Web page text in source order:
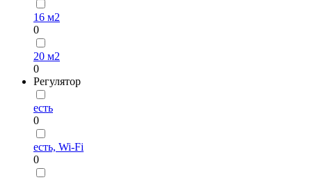
16 м2
0
20 м2
0
Регулятор
есть
0
есть, Wi-Fi
0